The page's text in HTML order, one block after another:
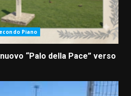
Piano
“Palo della Pace” verso